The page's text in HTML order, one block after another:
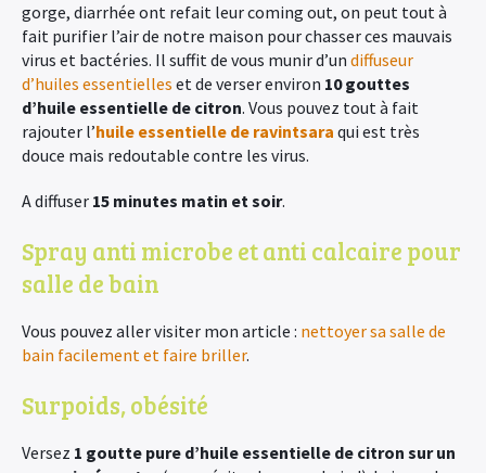
gorge, diarrhée ont refait leur coming out, on peut tout à
fait purifier l’air de notre maison pour chasser ces mauvais
virus et bactéries. Il suffit de vous munir d’un diffuseur
d’huiles essentielles et de verser environ 10 gouttes
d’huile essentielle de citron. Vous pouvez tout à fait
rajouter l’huile essentielle de ravintsara qui est très
douce mais redoutable contre les virus.
A diffuser 15 minutes matin et soir.
Spray anti microbe et anti calcaire pour
salle de bain
Vous pouvez aller visiter mon article : nettoyer sa salle de
bain facilement et faire briller.
Surpoids, obésité
Versez 1 goutte pure d’huile essentielle de citron sur un